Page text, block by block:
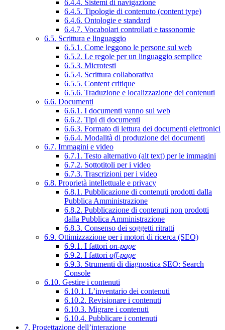
6.4.4. Sistemi di navigazione
6.4.5. Tipologie di contenuto (content type)
6.4.6. Ontologie e standard
6.4.7. Vocabolari controllati e tassonomie
6.5. Scrittura e linguaggio
6.5.1. Come leggono le persone sul web
6.5.2. Le regole per un linguaggio semplice
6.5.3. Microtesti
6.5.4. Scrittura collaborativa
6.5.5. Content critique
6.5.6. Traduzione e localizzazione dei contenuti
6.6. Documenti
6.6.1. I documenti vanno sul web
6.6.2. Tipi di documenti
6.6.3. Formato di lettura dei documenti elettronici
6.6.4. Modalità di produzione dei documenti
6.7. Immagini e video
6.7.1. Testo alternativo (alt text) per le immagini
6.7.2. Sottotitoli per i video
6.7.3. Trascrizioni per i video
6.8. Proprietà intellettuale e privacy
6.8.1. Pubblicazione di contenuti prodotti dalla
Pubblica Amministrazione
6.8.2. Pubblicazione di contenuti non prodotti
dalla Pubblica Amministrazione
6.8.3. Consenso dei soggetti ritratti
6.9. Ottimizzazione per i motori di ricerca (SEO)
6.9.1. I fattori on-page
6.9.2. I fattori off-page
6.9.3. Strumenti di diagnostica SEO: Search
Console
6.10. Gestire i contenuti
6.10.1. L’inventario dei contenuti
6.10.2. Revisionare i contenuti
6.10.3. Migrare i contenuti
6.10.4. Pubblicare i contenuti
7. Progettazione dell’interazione